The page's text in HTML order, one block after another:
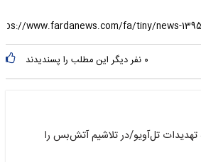
۰ نفر دیگر این مطلب را پسندیدند
تهدیدات تل‌آویو/در تلاشیم آتش‌بس را